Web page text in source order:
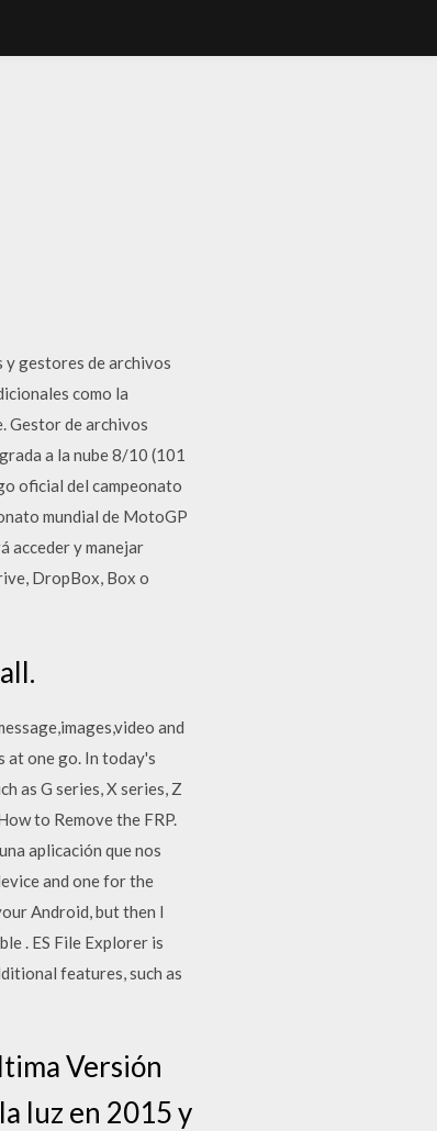
y gestores de archivos
como la
Gestor de archivos
a la nube 8/10 (101
oficial del campeonato
mundial de MotoGP
acceder y manejar
DropBox, Box o
and
at one go. In today's
as G series, X series, Z
to Remove the FRP.
aplicación que nos
and one for the
Android, but then I
. ES File Explorer is
features, such as
Versión
luz en 2015 y